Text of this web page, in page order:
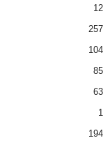
12
257
104
85
63
1
194